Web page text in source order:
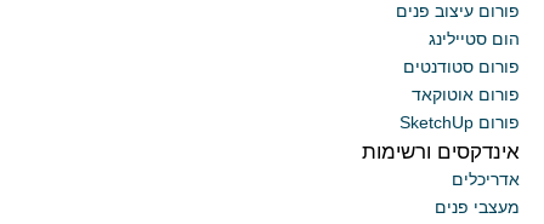
פורום עיצוב פנים
הום סטיילינג
פורום סטודנטים
פורום אוטוקאד
פורום SketchUp
אינדקסים ורשימות
אדריכלים
מעצבי פנים